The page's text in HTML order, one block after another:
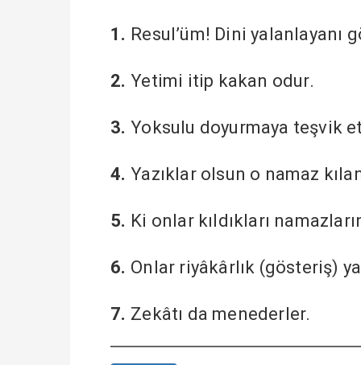
1. Resul’üm! Dini yalanlayanı
2.Yetimi itip kakan odur.
3.Yoksulu doyurmaya teşvik
4.Yazıklar olsun o namaz
5. Ki onlar kıldıkları
6. Onlar riyâkârlık (gösteriş)
7. Zekâtı da menederler.